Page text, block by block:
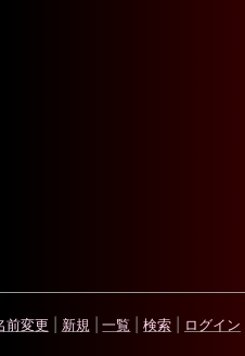
前変更 新規 一覧 検索 ログイン